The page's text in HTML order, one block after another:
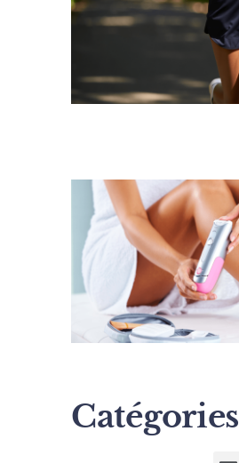
Catégories